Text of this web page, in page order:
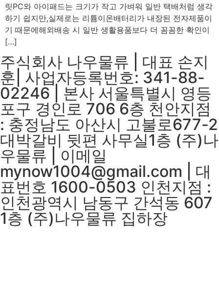
릿PC와 아이패드는 크기가 작고 가벼워 일반 택배처럼 생각
하기 쉽지만,실제로는 리튬이온배터리가 내장된 전자제품이
기 때문에해외배송 시 일반 생활용품보다 더 꼼꼼한 확인이
[…]
주식회사 나우물류 | 대표 손지
훈| 사업자등록번호: 341-88-
02246 | 본사 서울특별시 영등
포구 경인로 706 6층 천안지점
: 충정남도 아산시 고불로677-2
대박갈비 뒷편 사무실1층 (주)나
우물류 | 이메일
mynow1004@gmail.com | 대
표번호 1600-0503 인천지점 :
인천광역시 남동구 간석동 607
1층 (주)나우물류 집하장